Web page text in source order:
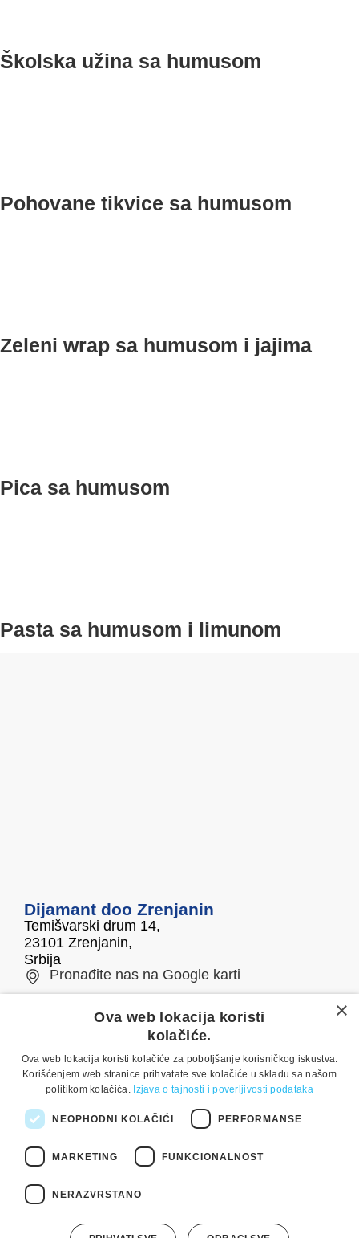
Školska užina sa humusom
Pohovane tikvice sa humusom
Zeleni wrap sa humusom i jajima
Pica sa humusom
Pasta sa humusom i limunom
Dijamant doo Zrenjanin
Temišvarski drum 14,
23101 Zrenjanin,
Srbija
Pronađite nas na Google karti
Telefon/fax
+381 23 551 001
E-mail
office@dijamant.rs
Pratite nas
Copyright © 2025 Dijamant doo Zrenjanin. Sva prava
pridržana. Izrada:
Osnovni podaci
Opšte odredbe i uslovi korišćenja
×
Ova web lokacija koristi
kolačiće.
Ova web lokacija koristi kolačiće za poboljšanje korisničkog iskustva.
Korišćenjem web stranice prihvatate sve kolačiće u skladu sa našom
politikom kolačića. Izjava o tajnosti i poverljivosti podataka
NEOPHODNI KOLAČIĆI PERFORMANSE
MARKETING FUNKCIONALNOST
NERAZVRSTANO